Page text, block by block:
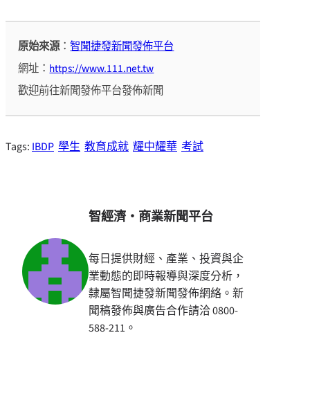
原始來源：智聞捷發新聞發佈平台
網址： https://www.111.net.tw
歡迎前往新聞發佈平台發佈新聞
Tags: IBDP 學生 教育成就 耀中耀華 考試
智經濟・商業新聞平台
每日提供財經、產業、投資與企
業動態的即時報導與深度分析，
隸屬智聞捷發新聞發佈網絡。新
聞稿發佈與廣告合作請洽 0800-
588-211。